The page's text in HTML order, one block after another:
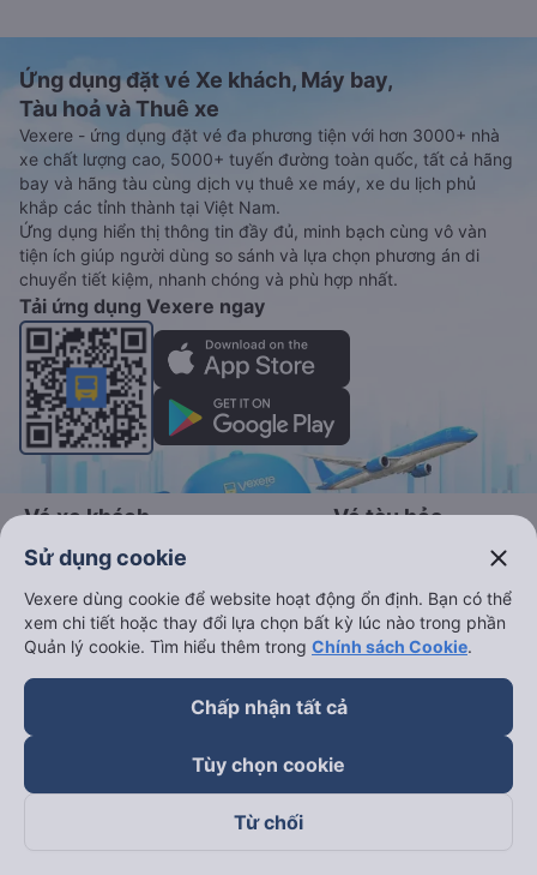
Ứng dụng đặt vé Xe khách, Máy bay,
Tàu hoả và Thuê xe
Vexere - ứng dụng đặt vé đa phương tiện với hơn 3000+ nhà
xe chất lượng cao, 5000+ tuyến đường toàn quốc, tất cả hãng
bay và hãng tàu cùng dịch vụ thuê xe máy, xe du lịch phủ
khắp các tỉnh thành tại Việt Nam.
Ứng dụng hiển thị thông tin đầy đủ, minh bạch cùng vô vàn
tiện ích giúp người dùng so sánh và lựa chọn phương án di
chuyển tiết kiệm, nhanh chóng và phù hợp nhất.
Tải ứng dụng Vexere ngay
Vé xe khách
Xe đi Buôn Mê Thuột từ Sài Gòn
Xe đi Vũng Tàu từ Sài Gòn
Xe đi Nha Trang từ Sài Gòn
Xe đi Đà Lạt từ Sài Gòn
Xe đi Hải Phòng từ Hà Nội
Xe đi Vinh từ Hà Nội
Vé tàu hỏa
Vé tàu Sài Gòn Nha Trang
Vé tàu Sài Gòn Phan Thiết
Vé tàu Sài Gòn Đà Nẵng
Vé tàu Sài Gòn Hà Nội
Vé tàu Nha Trang Đà
Vé tàu Hà Nội Vinh
Sử dụng cookie close
Vexere dùng cookie để website hoạt động ổn định. Bạn có thể
xem chi tiết hoặc thay đổi lựa chọn bất kỳ lúc nào trong phần
Quản lý cookie. Tìm hiểu thêm trong Chính sách Cookie.
Chấp nhận tất cả
Tùy chọn cookie
Từ chối